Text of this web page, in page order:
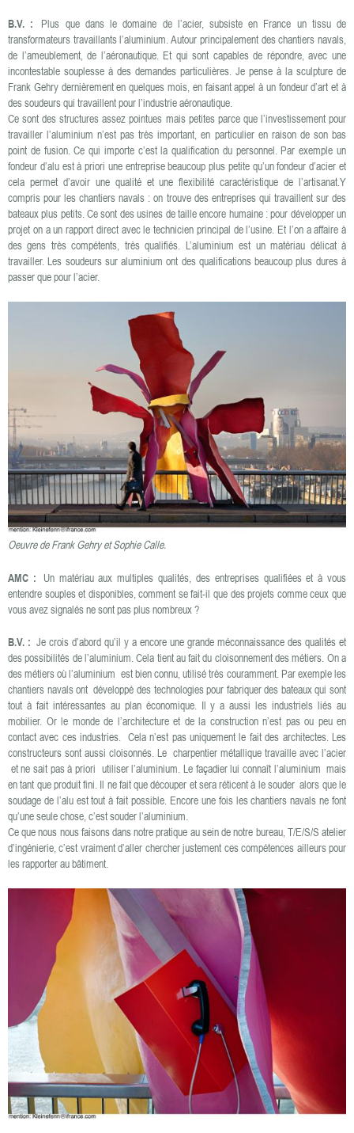
B.V. : Plus que dans le domaine de l’acier, subsiste en France un tissu de
transformateurs travaillants l’aluminium. Autour principalement des chantiers navals,
de l’ameublement, de l’aéronautique. Et qui sont capables de répondre, avec une
incontestable souplesse à des demandes particulières. Je pense à la sculpture de
Frank Gehry dernièrement en quelques mois, en faisant appel à un fondeur d’art et à
des soudeurs qui travaillent pour l’industrie aéronautique.
Ce sont des structures assez pointues mais petites parce que l’investissement pour
travailler l’aluminium n’est pas très important, en particulier en raison de son bas
point de fusion. Ce qui importe c’est la qualification du personnel. Par exemple un
fondeur d’alu est à priori une entreprise beaucoup plus petite qu’un fondeur d’acier et
cela permet d’avoir une qualité et une flexibilité caractéristique de l’artisanat.Y
compris pour les chantiers navals : on trouve des entreprises qui travaillent sur des
bateaux plus petits. Ce sont des usines de taille encore humaine : pour développer un
projet on a un rapport direct avec le technicien principal de l’usine. Et l’on a affaire à
des gens très compétents, très qualifiés. L’aluminium est un matériau délicat à
travailler. Les soudeurs sur aluminium ont des qualifications beaucoup plus dures à
passer que pour l’acier.
Oeuvre de Frank Gehry et Sophie Calle.
AMC : Un matériau aux multiples qualités, des entreprises qualifiées et à vous
entendre souples et disponibles, comment se fait-il que des projets comme ceux que
vous avez signalés ne sont pas plus nombreux ?
B.V. : Je crois d’abord qu’il y a encore une grande méconnaissance des qualités et
des possibilités de l’aluminium. Cela tient au fait du cloisonnement des métiers. On a
des métiers où l’aluminium est bien connu, utilisé très couramment. Par exemple les
chantiers navals ont développé des technologies pour fabriquer des bateaux qui sont
tout à fait intéressantes au plan économique. Il y a aussi les industriels liés au
mobilier. Or le monde de l’architecture et de la construction n’est pas ou peu en
contact avec ces industries. Cela n’est pas uniquement le fait des architectes. Les
constructeurs sont aussi cloisonnés. Le charpentier métallique travaille avec l’acier
et ne sait pas à priori utiliser l’aluminium. Le façadier lui connaît l’aluminium mais
en tant que produit fini. Il ne fait que découper et sera réticent à le souder alors que le
soudage de l’alu est tout à fait possible. Encore une fois les chantiers navals ne font
qu’une seule chose, c’est souder l’aluminium.
Ce que nous nous faisons dans notre pratique au sein de notre bureau, T/E/S/S atelier
d’ingénierie, c’est vraiment d’aller chercher justement ces compétences ailleurs pour
les rapporter au bâtiment.